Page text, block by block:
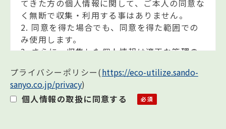
てきた方の個人情報に関して、ご本人の同意な
く無断で収集・利用する事はありません。
2. 同意を得た場合でも、同意を得た範囲での
み使用します。
3. さらに、収集した個人情報は適正な管理の
個人情報の利用目的について
プライバシーポリシー(https://eco-utilize.sando-
sanyo.co.jp/privacy)
個人情報の取扱に同意する